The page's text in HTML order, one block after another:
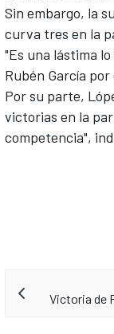
Sin embargo, la
curva tres en la
"Es una lástima
Rubén García
Por su parte,
victorias en la
competencia",
Victoria de